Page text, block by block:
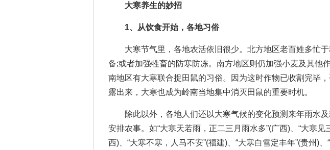
大寒养生的妙招
1、从饮食开始，各地习俗
大寒节气里，各地农活依旧很少。北方地区老百姓多忙于
备;或者加强牲畜的防寒防冻。南方地区则仍加强小麦及其他
南地区有大寒联合捉田鼠的习俗。因为这时作物已收割完毕
露出来，大寒也成为岭南当地集中消灭田鼠的重要时机。
除此以外，各地人们还以大寒气候的变化预测来年雨水
安排农事。如“大寒天若雨，正二三月雨水多”(广西)、“大寒见
西)、“大寒不寒，人马不安”(福建)、“大寒白雪定丰年”(贵州)、